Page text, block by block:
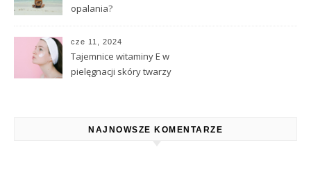
opalania?
cze 11, 2024
Tajemnice witaminy E w
pielęgnacji skóry twarzy
NAJNOWSZE KOMENTARZE